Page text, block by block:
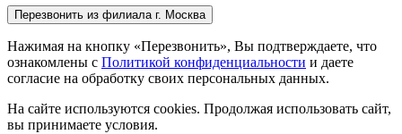
Перезвонить из филиала г. Москва
Нажимая на кнопку «Перезвонить», Вы подтверждаете, что
ознакомлены с Политикой конфиденциальности и даете
согласие на обработку своих персональных данных.
На сайте используются cookies. Продолжая использовать сайт,
вы принимаете условия.